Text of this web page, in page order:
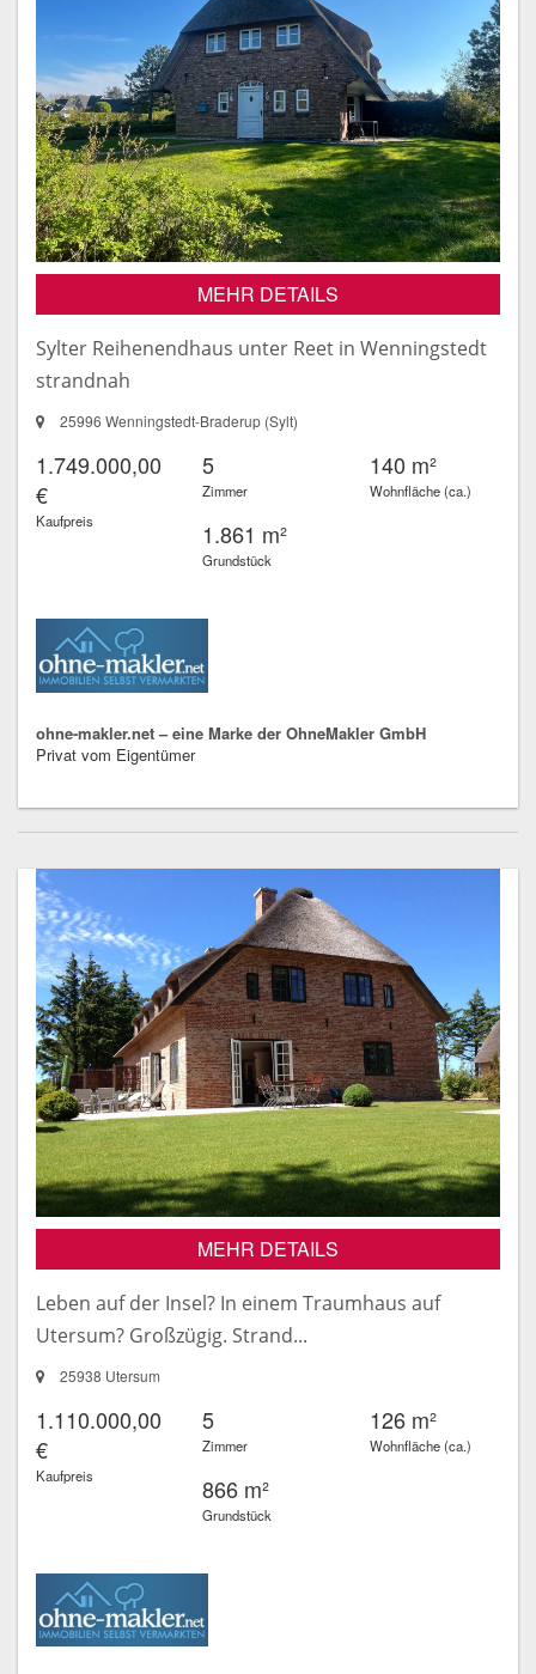
MEHR DETAILS
Sylter Reihenendhaus unter Reet in Wenningstedt
strandnah
25996 Wenningstedt-Braderup (Sylt)
1.749.000,00
€
Kaufpreis
5
Zimmer
140 m²
Wohnfläche (ca.)
1.861 m²
Grundstück
ohne-makler.net – eine Marke der OhneMakler GmbH
Privat vom Eigentümer
MEHR DETAILS
Leben auf der Insel? In einem Traumhaus auf
Utersum? Großzügig. Strand...
25938 Utersum
1.110.000,00
€
Kaufpreis
5
Zimmer
126 m²
Wohnfläche (ca.)
866 m²
Grundstück